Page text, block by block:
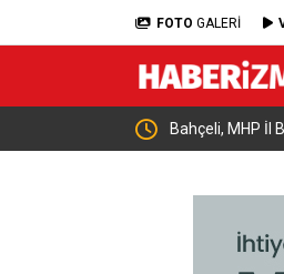
FOTO GALERİ
Bahçeli, MHP İl